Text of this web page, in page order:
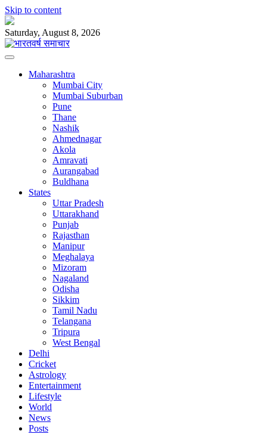
Skip to content
Saturday, August 8, 2026
Maharashtra
Mumbai City
Mumbai Suburban
Pune
Thane
Nashik
Ahmednagar
Akola
Amravati
Aurangabad
Buldhana
States
Uttar Pradesh
Uttarakhand
Punjab
Rajasthan
Manipur
Meghalaya
Mizoram
Nagaland
Odisha
Sikkim
Tamil Nadu
Telangana
Tripura
West Bengal
Delhi
Cricket
Astrology
Entertainment
Lifestyle
World
News
Posts